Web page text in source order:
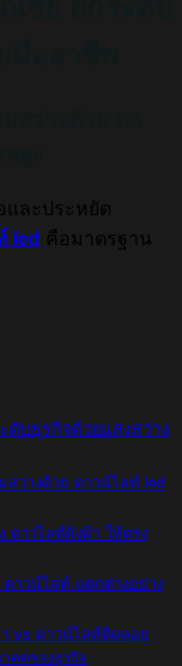
ชย์ ยกระดับ
และประหยัด
led คือมาตรฐาน
บธุรกิจด้วยแสงสว่าง
สว่างด้วย ดาวน์ไลท์ led
ดาวไลท์ฝังฝ้า ให้ตรง
าวน์ไลท์ แตกต่างอย่าง
vs ดาวน์ไลท์ติดลอย
คตของธุรกิจ